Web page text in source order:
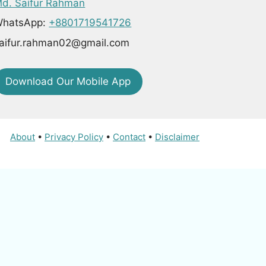
Saifur Rahman
+8801719541726
Download Our Mobile App
About • Privacy Policy • Contact • Disclaimer